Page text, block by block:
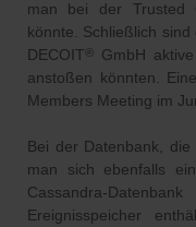
man bei der Trusted
könnte. Schließlich
DECOIT ®
GmbH
anstoßen könnten.
Members Meeting im
Bei der Datenbank,
man sich ebenfalls
Cassandra-
Ereignisspeicher